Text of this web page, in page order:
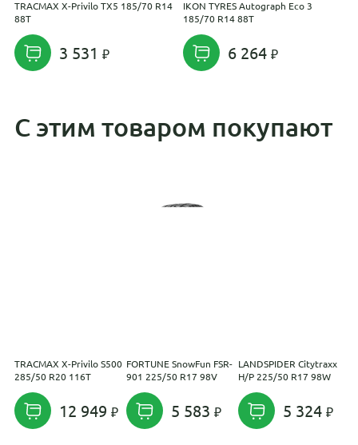
TRACMAX X-Privilo TX5 185/70 R14
88T
3 531
IKON TYRES Autograph Eco 3
185/70 R14 88T
6 264
С этим товаром покупают
TRACMAX X-Privilo S500
285/50 R20 116T
12 949
FORTUNE SnowFun FSR-
901 225/50 R17 98V
5 583
LANDSPIDER Citytraxx
H/P 225/50 R17 98W
5 324